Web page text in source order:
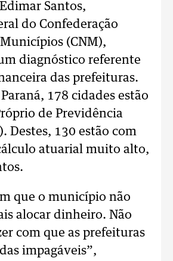
Edimar Santos,
do Confederação
(CNM),
diagnóstico referente
das prefeituras.
178 cidades estão
de Previdência
Destes, 130 estão com
atuarial muito alto,
que o município não
alocar dinheiro. Não
com que as prefeituras
impagáveis”,